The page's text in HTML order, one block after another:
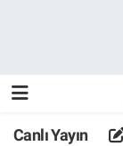
Canlı Yayın